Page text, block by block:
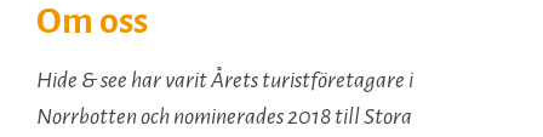
Om oss
Hide & see har varit Årets turistföretagare i
Norrbotten och nominerades 2018 till Stora